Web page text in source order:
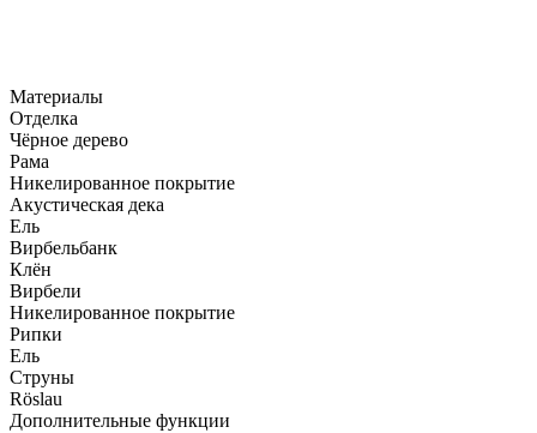
Материалы
Отделка
Чёрное дерево
Рама
Никелированное покрытие
Акустическая дека
Ель
Вирбельбанк
Клён
Вирбели
Никелированное покрытие
Рипки
Ель
Струны
Röslau
Дополнительные функции